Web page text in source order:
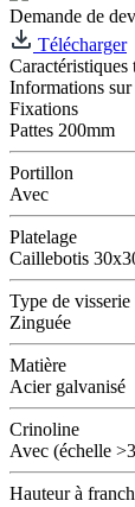
Demande de
Télécharger
Caractéristiques
Informations
Fixations
Pattes 200mm
Portillon
Avec
Platelage
Caillebotis
Type de visserie
Zinguée
Matière
Acier galvanisé
Crinoline
Avec (échelle
Hauteur à